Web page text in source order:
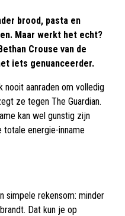
brood, pasta en
Maar werkt het echt?
Crouse van de
iets genuanceerder.
aanraden om volledig
ze tegen The Guardian.
kan wel gunstig zijn
energie-inname
simpele rekensom: minder
Dat kun je op